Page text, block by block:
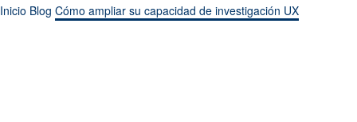
Inicio Blog Cómo ampliar su capacidad de investigación UX